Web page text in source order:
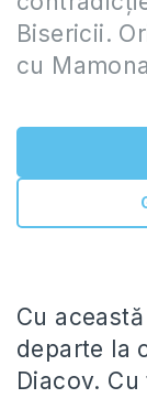
Bisericii.
cu
Cu
departe la
Diacov.